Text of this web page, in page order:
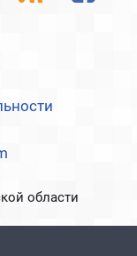
области